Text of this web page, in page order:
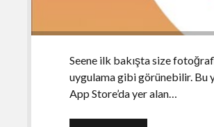
Seene ilk bakışta size
uygulama gibi görünebilir. Bu
App Store’da yer alan…